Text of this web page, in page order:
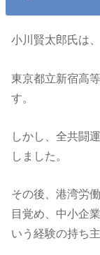
小川賢太郎氏は
東京都立新宿高
す。
しかし、全共闘
しました。
その後、港湾労
目覚め、中小企
いう経験の持ち主